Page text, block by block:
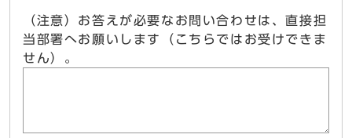
（注意）お答えが必要なお問い合わせは、直接担
当部署へお願いします（こちらではお受けできま
せん）。